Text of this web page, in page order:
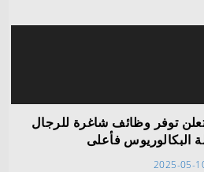
توفر وظائف شاغرة للرجال
البكالوريوس فأعلى
2025-05-